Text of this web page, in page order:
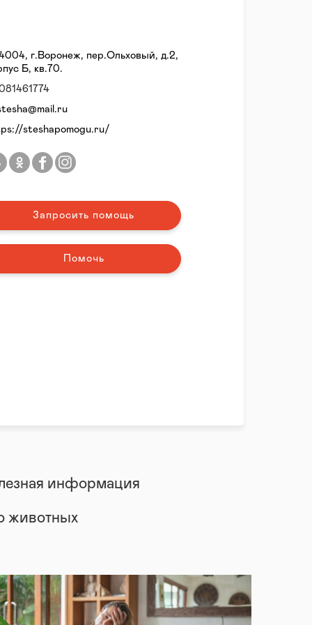
г.Воронеж, пер.Ольховый, д.2,
Б, кв.70.
steshapomogu.ru/
Запросить помощь
Помочь
информация
животных